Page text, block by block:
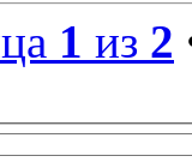
1 из 2